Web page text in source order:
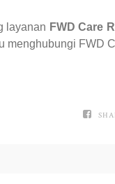
layanan FWD Care
menghubungi FWD